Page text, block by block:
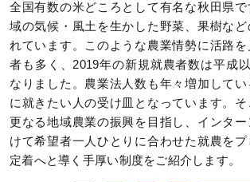
全国有数の米どころとして有名な秋田県
域の気候・風土を生かした野菜、果樹など
れています。このような農業情勢に活路
者も多く、2019年の新規就農者数は平成
なりました。農業法人数も年々増加して
に就きたい人の受け皿となっています。
更なる地域農業の振興を目指し、インタ
けて希望者一人ひとりに合わせた就農を
定着へと導く手厚い制度をご紹介します。